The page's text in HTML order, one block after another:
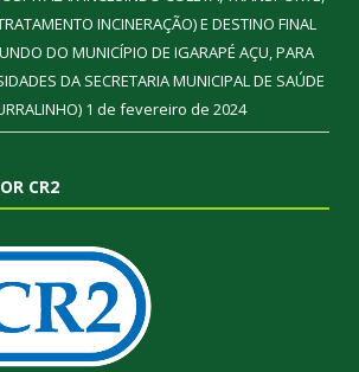
INCINERAÇÃO) E DESTINO FINAL
DO MUNICÍPIO DE IGARAPÉ AÇU, PARA
DA SECRETARIA MUNICIPAL DE SAÚDE
1 de fevereiro de 2024
CR2